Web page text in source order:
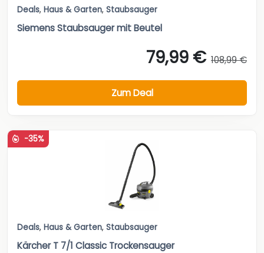
Deals, Haus & Garten, Staubsauger
Siemens Staubsauger mit Beutel
79,99 € 108,99 €
Zum Deal
-35%
Deals, Haus & Garten, Staubsauger
Kärcher T 7/1 Classic Trockensauger